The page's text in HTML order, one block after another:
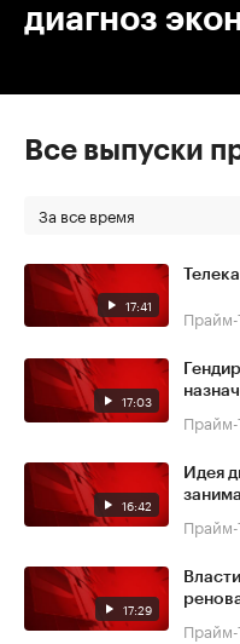
диагноз
Все выпуски
За все время
17:41
17:03
16:42
Идея
17:29